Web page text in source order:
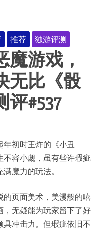
推荐 独游评测
魔游戏，
无比《骰
评#537
初时王炸的《小丑
不容小觑，虽有些许瑕疵
魔力的玩法。
的页面美术，美漫般的嘻
，无疑能为玩家留下了好
具冲击力。但瑕疵依旧不